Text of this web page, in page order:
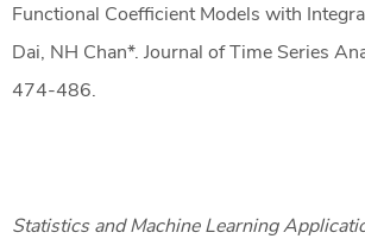
Functional Coefficient Models with
Dai, NH Chan*. Journal of Time Series
474-486.
Statistics and Machine Learning